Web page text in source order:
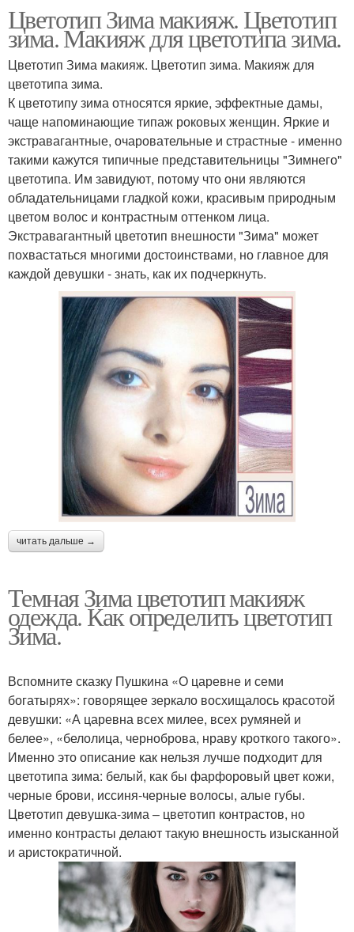
Цветотип Зима макияж. Цветотип
зима. Макияж для цветотипа зима.
Цветотип Зима макияж. Цветотип зима. Макияж для
цветотипа зима.
К цветотипу зима относятся яркие, эффектные дамы,
чаще напоминающие типаж роковых женщин. Яркие и
экстравагантные, очаровательные и страстные - именно
такими кажутся типичные представительницы "Зимнего"
цветотипа. Им завидуют, потому что они являются
обладательницами гладкой кожи, красивым природным
цветом волос и контрастным оттенком лица.
Экстравагантный цветотип внешности "Зима" может
похвастаться многими достоинствами, но главное для
каждой девушки - знать, как их подчеркнуть.
читать дальше →
Темная Зима цветотип макияж
одежда. Как определить цветотип
Зима.
Вспомните сказку Пушкина «О царевне и семи
богатырях»: говорящее зеркало восхищалось красотой
девушки: «А царевна всех милее, всех румяней и
белее», «белолица, черноброва, нраву кроткого такого».
Именно это описание как нельзя лучше подходит для
цветотипа зима: белый, как бы фарфоровый цвет кожи,
черные брови, иссиня-черные волосы, алые губы.
Цветотип девушка-зима – цветотип контрастов, но
именно контрасты делают такую внешность изысканной
и аристократичной.